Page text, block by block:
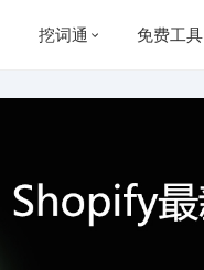
挖词通 免费工具